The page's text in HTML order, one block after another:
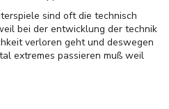
sind oft die technisch
bei der entwicklung der technik
verloren geht und deswegen
extremes passieren muß weil